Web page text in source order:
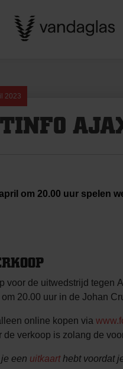
2023
om 20.00 uur spelen
voor de uitwedstrijd tegen
20.00 uur in de Johan
online kopen via
de verkoop is zolang de
een uitkaarthebt voordat